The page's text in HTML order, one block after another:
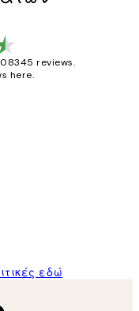
reviews.
here.
εδώ